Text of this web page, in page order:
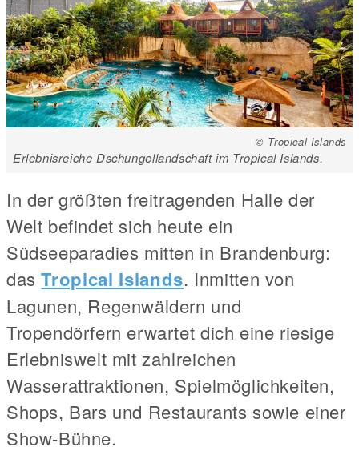
© Tropical Islands
Erlebnisreiche Dschungellandschaft im Tropical Islands.
In der größten freitragenden Halle der
Welt befindet sich heute ein
Südseeparadies mitten in Brandenburg:
dasTropical Islands. Inmitten von
Lagunen, Regenwäldern und
Tropendörfern erwartet dich eine riesige
Erlebniswelt mit zahlreichen
Wasserattraktionen, Spielmöglichkeiten,
Shops, Bars und Restaurants sowie einer
Show-Bühne.